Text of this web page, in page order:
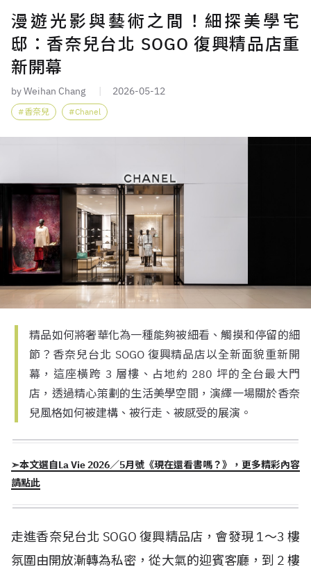
漫遊光影與藝術之間！細探美學宅
邸：香奈兒台北 SOGO 復興精品店重
新開幕
by Weihan Chang 2026-05-12
香奈兒 Chanel
精品如何將奢華化為一種能夠被細看、觸摸和停留的細
節？香奈兒台北 SOGO 復興精品店以全新面貌重新開
幕，這座橫跨 3 層樓、占地約 280 坪的全台最大門
店，透過精心策劃的生活美學空間，演繹一場關於香奈
兒風格如何被建構、被行走、被感受的展演。
➣本文選自La Vie 2026／5月號《現在還看書嗎？》，更多精彩內容
請點此
走進香奈兒台北 SOGO 復興精品店，會發現 1～3 樓
氛圍由開放漸轉為私密，從大氣的迎賓客廳，到 2 樓